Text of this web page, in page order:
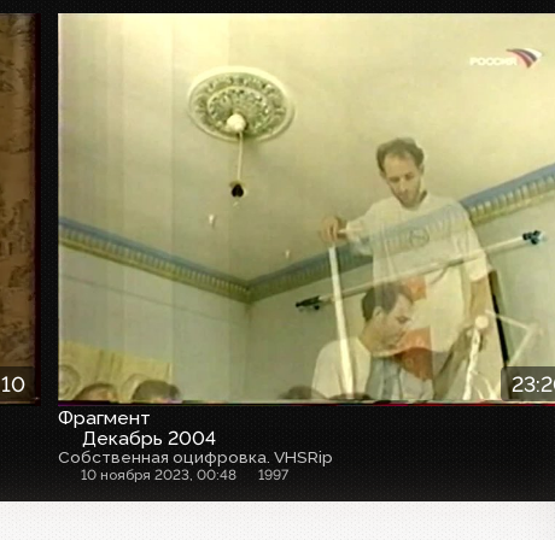
Фрагмент
Декабрь 2004
Собственная оцифровка. VHSRip
10 ноября 2023, 00:48 1997